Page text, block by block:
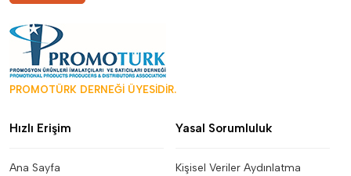
PROMOTÜRK DERNEĞİ ÜYESİDİR.
Hızlı Erişim
Ana Sayfa
Yasal Sorumluluk
Kişisel Veriler Aydınlatma